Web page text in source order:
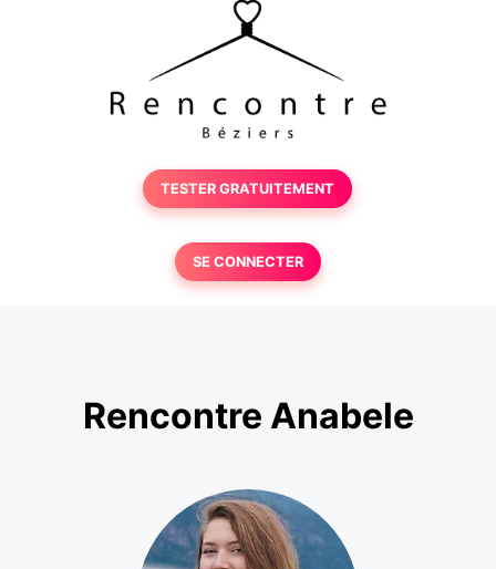
TESTER GRATUITEMENT
SE CONNECTER
Rencontre Anabele